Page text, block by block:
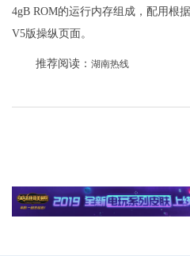
4gB ROM的运行内存组成，配用根
V5版操纵页面。
推荐阅读： 湖南热线